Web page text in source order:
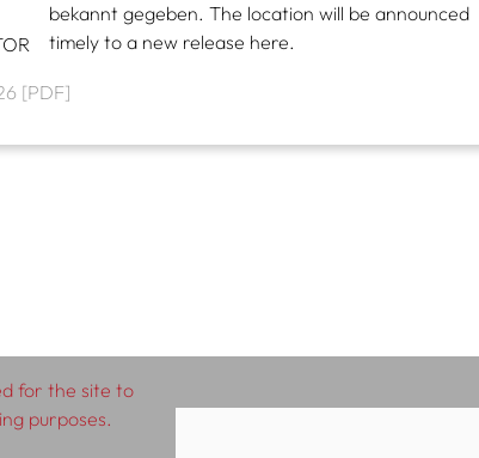
bekannt gegeben. The location will be announced
timely to a new release here.
[PDF]
for the site to
purposes.